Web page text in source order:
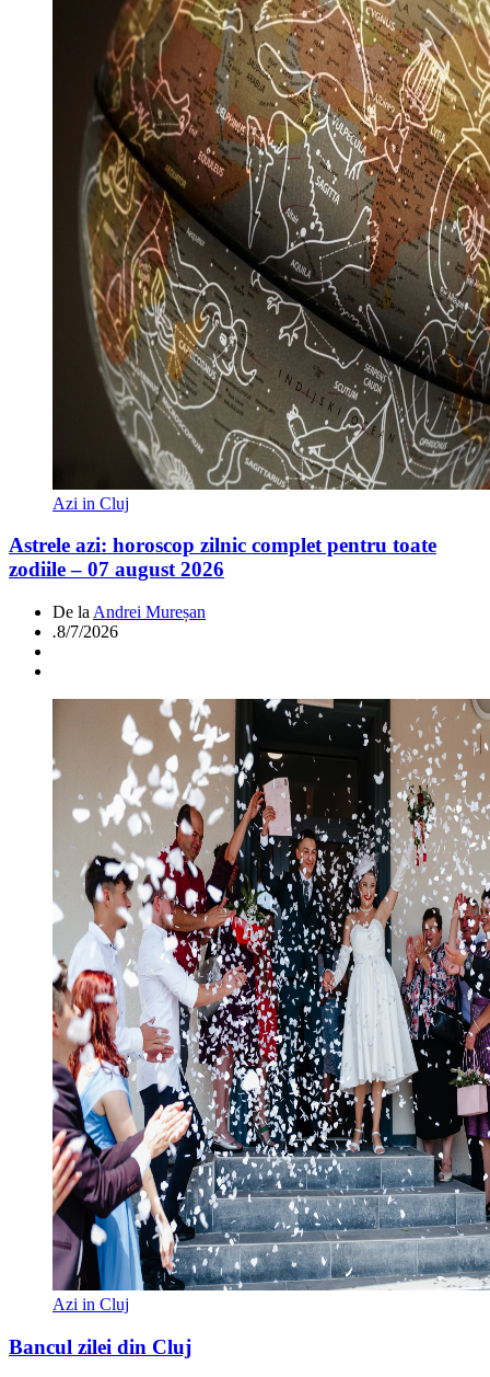
Azi in Cluj
Astrele azi: horoscop zilnic complet pentru toate
zodiile – 07 august 2026
De la Andrei Mureșan
.8/7/2026
Azi in Cluj
Bancul zilei din Cluj